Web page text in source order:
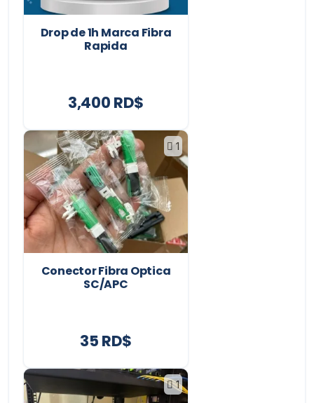
Drop de 1h Marca Fibra
Rapida
3,400 RD$
1
Conector Fibra Optica
SC/APC
35 RD$
1